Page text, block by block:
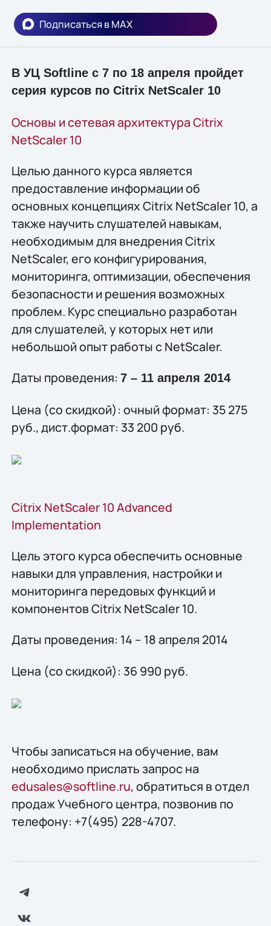
Подписаться в MAX
В УЦ Softline с 7 по 18 апреля пройдет
серия курсов по Citrix NetScaler 10
Основы и сетевая архитектура Citrix
NetScaler 10
Целью данного курса является
предоставление информации об
основных концепциях Citrix NetScaler 10, а
также научить слушателей навыкам,
необходимым для внедрения Citrix
NetScaler, его конфигурирования,
мониторинга, оптимизации, обеспечения
безопасности и решения возможных
проблем. Курс специально разработан
для слушателей, у которых нет или
небольшой опыт работы с NetScaler.
Даты проведения: 7 – 11 апреля 2014
Цена (со скидкой): очный формат: 35 275
руб., дист.формат: 33 200 руб.
Citrix NetScaler 10 Advanced
Implementation
Цель этого курса обеспечить основные
навыки для управления, настройки и
мониторинга передовых функций и
компонентов Citrix NetScaler 10.
Даты проведения: 14 – 18 апреля 2014
Цена (со скидкой): 36 990 руб.
Чтобы записаться на обучение, вам
необходимо прислать запрос на
edusales@softline.ru, обратиться в отдел
продаж Учебного центра, позвонив по
телефону: +7(495) 228-4707.